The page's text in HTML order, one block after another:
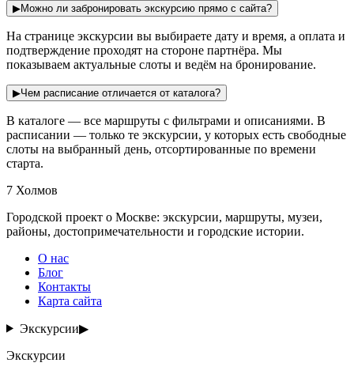
▶Можно ли забронировать экскурсию прямо с сайта?
На странице экскурсии вы выбираете дату и время, а оплата и
подтверждение проходят на стороне партнёра. Мы
показываем актуальные слоты и ведём на бронирование.
▶Чем расписание отличается от каталога?
В каталоге — все маршруты с фильтрами и описаниями. В
расписании — только те экскурсии, у которых есть свободные
слоты на выбранный день, отсортированные по времени
старта.
7 Холмов
Городской проект о Москве: экскурсии, маршруты, музеи,
районы, достопримечательности и городские истории.
О нас
Блог
Контакты
Карта сайта
Экскурсии▶
Экскурсии